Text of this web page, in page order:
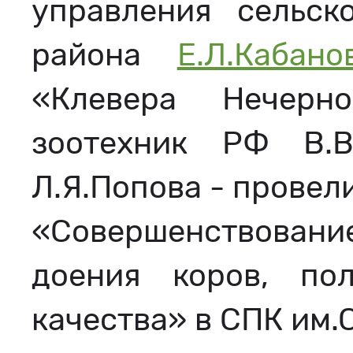
управления
района
«Клевера
зоотехник РФ
Л.Я.Попова -
доения коров,
качества» в СПК